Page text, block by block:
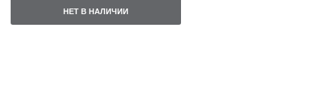
НЕТ В НАЛИЧИИ